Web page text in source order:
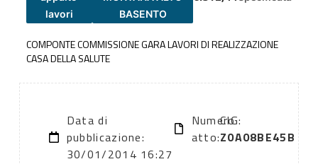
lavori
BASENTO
COMPONTE COMMISSIONE GARA LAVORI DI REALIZZAZIONE
CASA DELLA SALUTE
Data di
pubblicazione:
30/01/2014 16:27
Numero
atto:
CIG:
Z0A08BE45B